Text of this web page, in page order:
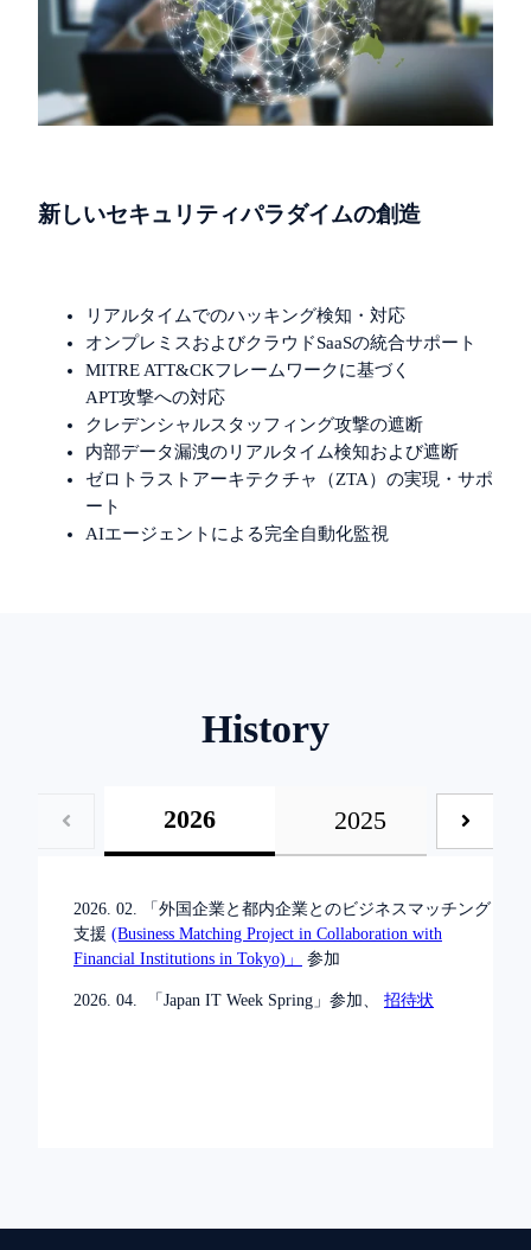
新しいセキュリティパラダイムの創造
リアルタイムでのハッキング検知・対応
オンプレミスおよびクラウドSaaSの統合サポート
MITRE ATT&CKフレームワークに基づく
APT攻撃への対応
クレデンシャルスタッフィング攻撃の遮断
内部データ漏洩のリアルタイム検知および遮断
ゼロトラストアーキテクチャ（ZTA）の実現・サポ
ート
AIエージェントによる完全自動化監視
History
2026 2025
2026. 02. 「外国企業と都内企業と のビジネスマッチング
支援 (Business Matching Project in Collaboration with
Financial Institutions in Tokyo)」
参加
2026. 04. 「Japan IT Week Spring」参加、 招待状